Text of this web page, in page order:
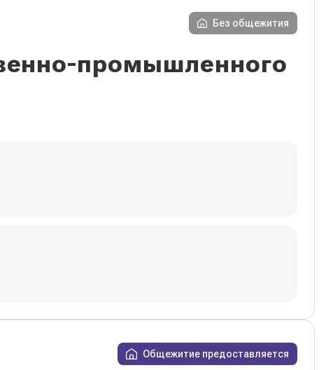
Без общежития
промышленного
Общежитие предоставляется